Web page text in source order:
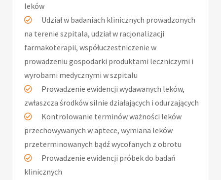
leków
Udział w badaniach klinicznych prowadzonych
na terenie szpitala, udział w racjonalizacji
farmakoterapii, współuczestniczenie w
prowadzeniu gospodarki produktami leczniczymi i
wyrobami medycznymi w szpitalu
Prowadzenie ewidencji wydawanych leków,
zwłaszcza środków silnie działających i odurzających
Kontrolowanie terminów ważności leków
przechowywanych w aptece, wymiana leków
przeterminowanych bądź wycofanych z obrotu
Prowadzenie ewidencji próbek do badań
klinicznych